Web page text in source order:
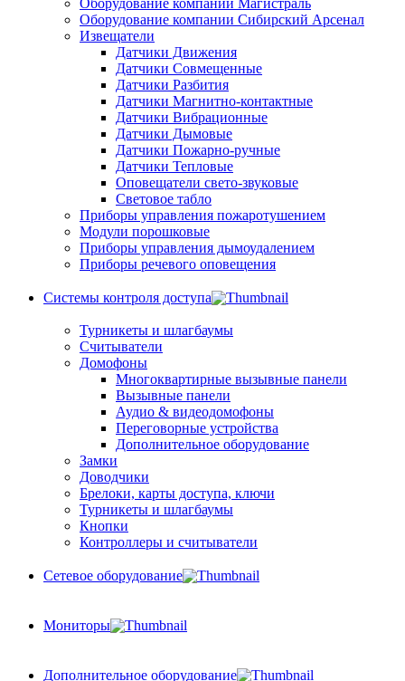
Оборудование компании Магистраль
Оборудование компании Сибирский Арсенал
Извещатели
Датчики Движения
Датчики Совмещенные
Датчики Разбития
Датчики Магнитно-контактные
Датчики Вибрационные
Датчики Дымовые
Датчики Пожарно-ручные
Датчики Тепловые
Оповещатели свето-звуковые
Световое табло
Приборы управления пожаротушением
Модули порошковые
Приборы управления дымоудалением
Приборы речевого оповещения
Системы контроля доступа
Турникеты и шлагбаумы
Cчитыватели
Домофоны
Многоквартирные вызывные панели
Вызывные панели
Аудио & видеодомофоны
Переговорные устройства
Дополнительное оборудование
Замки
Доводчики
Брелоки, карты доступа, ключи
Турникеты и шлагбаумы
Кнопки
Контроллеры и считыватели
Сетевое оборудование
Мониторы
Дополнительное оборудование